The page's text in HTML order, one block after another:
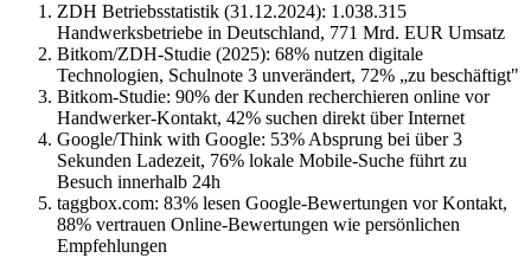
ZDH Betriebsstatistik (31.12.2024): 1.038.315
Handwerksbetriebe in Deutschland, 771 Mrd. EUR Umsatz
Bitkom/ZDH-Studie (2025): 68% nutzen digitale
Technologien, Schulnote 3 unverändert, 72% „zu beschäftigt"
Bitkom-Studie: 90% der Kunden recherchieren online vor
Handwerker-Kontakt, 42% suchen direkt über Internet
Google/Think with Google: 53% Absprung bei über 3
Sekunden Ladezeit, 76% lokale Mobile-Suche führt zu
Besuch innerhalb 24h
taggbox.com: 83% lesen Google-Bewertungen vor Kontakt,
88% vertrauen Online-Bewertungen wie persönlichen
Empfehlungen